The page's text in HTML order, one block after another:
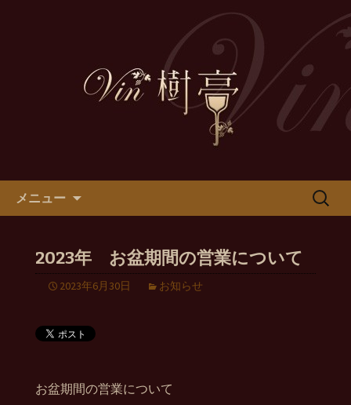
Vin樹亭ニュース
Vin樹亭から耳よりの情報をお伝えしま
メニュー
検
2023年 お盆期間の営業について
2023年6月30日 お知らせ
お盆期間の営業について